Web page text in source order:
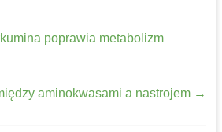
poprawia metabolizm
aminokwasami a nastrojem →